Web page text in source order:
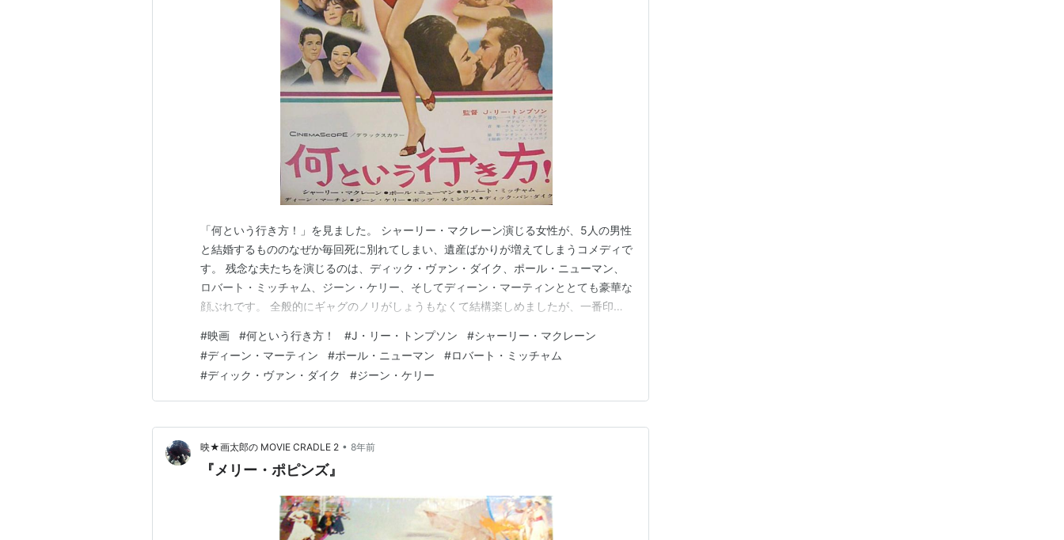
「何という行き方！」を見ました。 シャーリー・マクレーン演じる女性が、5人の男性
と結婚するもののなぜか毎回死に別れてしまい、遺産ばかりが増えてしまうコメディで
す。 残念な夫たちを演じるのは、ディック・ヴァン・ダイク、ポール・ニューマン、
ロバート・ミッチャム、ジーン・ケリー、そしてディーン・マーティンととても豪華な
顔ぶれです。 全般的にギャグのノリがしょうもなくて結構楽しめましたが、一番印象
ーリー・マクレーンは脚が長くて美しく、見事なプロポーションに驚かされましたし、
ジーン・ケリーは当時既に50歳を超えていた筈ですが、…
#映画 #何という行き方！ #J・リー・トンプソン #シャーリー・マクレーン
#ディーン・マーティン #ポール・ニューマン #ロバート・ミッチャム
#ディック・ヴァン・ダイク #ジーン・ケリー
映★画太郎の MOVIE CRADLE 2 • 8年前
『メリー・ポピンズ』